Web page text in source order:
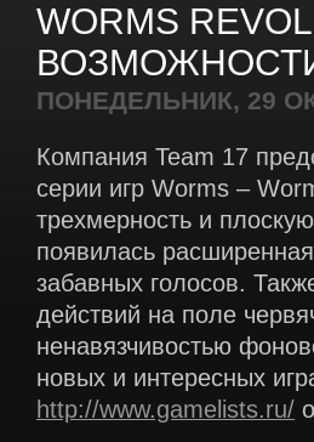
WORMS
ПОНЕДЕЛЬНИК, 29
Компания Team 17
серии игр Worms –
трехмерность и
появилась
забавных голосов.
действий на поле
ненавязчивостью
новых и интересных
http://www.gamelists.ru/